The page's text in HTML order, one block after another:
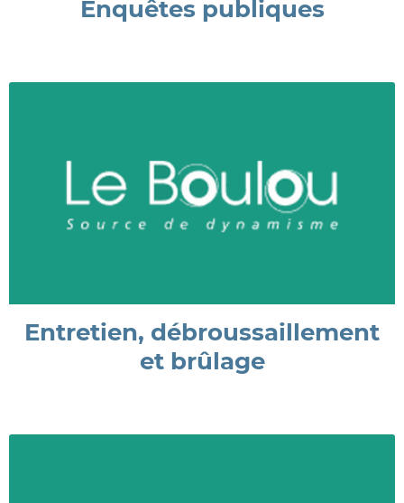
Enquêtes publiques
Entretien, débroussaillement
et brûlage